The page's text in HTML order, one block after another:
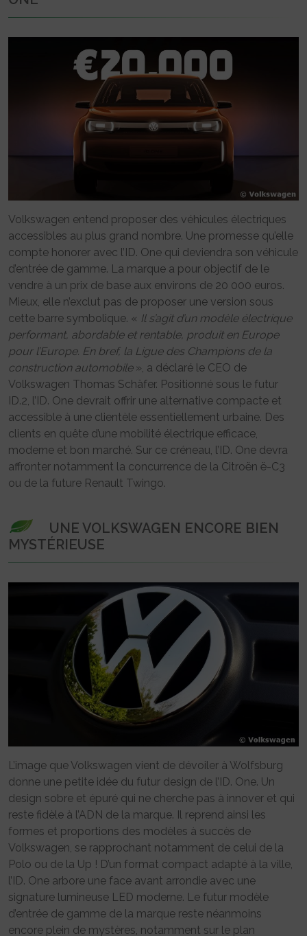
Volkswagen entend proposer des véhicules électriques
accessibles au plus grand nombre. Une promesse qu’elle
compte honorer avec l’ID. One qui deviendra son véhicule
d’entrée de gamme. La marque a pour objectif de le
vendre à un prix de base aux environs de 20 000 euros.
Mieux, elle n’exclut pas de proposer une version sous
cette barre symbolique. « Il s’agit d’un modèle électrique
performant, abordable et rentable, produit en Europe
pour l’Europe. En bref, la Ligue des Champions de la
construction automobile», a déclaré le CEO de
Volkswagen Thomas Schäfer. Positionné sous le futur
ID.2, l’ID. One devrait offrir une alternative compacte et
accessible à une clientèle essentiellement urbaine. Des
clients en quête d’une mobilité électrique efficace,
moderne et bon marché. Sur ce créneau, l’ID. One devra
affronter notamment la concurrence de la Citroën ë-C3
ou de la future Renault Twingo.
UNE VOLKSWAGEN ENCORE BIEN
MYSTÉRIEUSE
L’image que Volkswagen vient de dévoiler à Wolfsburg
donne une petite idée du futur design de l’ID. One. Un
design sobre et épuré qui ne cherche pas à innover et qui
reste fidèle à l’ADN de la marque. Il reprend ainsi les
formes et proportions des modèles à succès de
Volkswagen, se rapprochant notamment de celui de la
Polo ou de la Up ! D’un format compact adapté à la ville,
l’ID. One arbore une face avant arrondie avec une
signature lumineuse LED moderne. Le futur modèle
d’entrée de gamme de la marque reste néanmoins
encore plein de mystères, notamment sur le plan